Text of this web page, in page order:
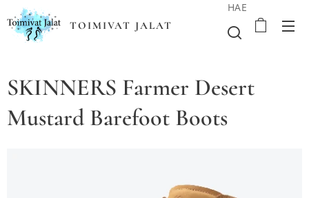
TOIMIVAT JALAT
HAE
SKINNERS Farmer Desert
Mustard Barefoot Boots